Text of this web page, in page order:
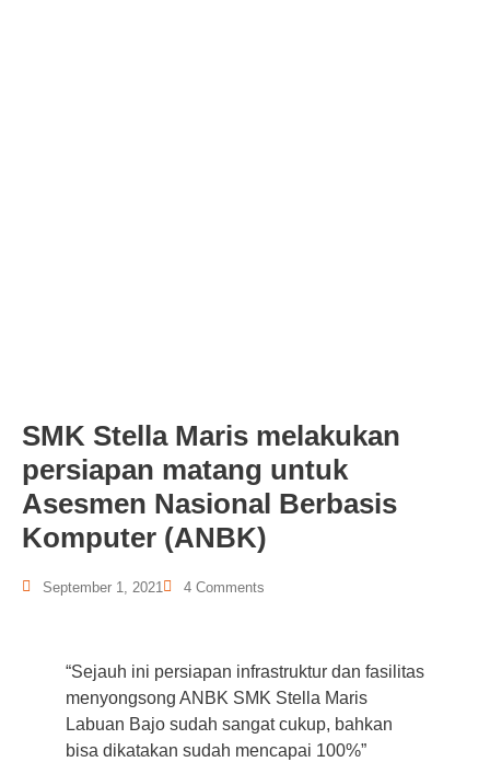
SMK Stella Maris melakukan
persiapan matang untuk
Asesmen Nasional Berbasis
Komputer (ANBK)
September 1, 2021 4 Comments
“Sejauh ini persiapan infrastruktur dan fasilitas
menyongsong ANBK SMK Stella Maris
Labuan Bajo sudah sangat cukup, bahkan
bisa dikatakan sudah mencapai 100%”